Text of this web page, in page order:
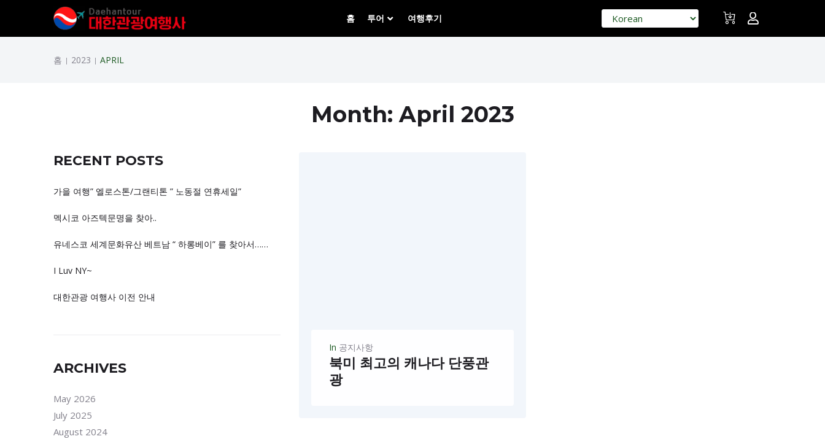
홈 투어 여행후기
홈 | 2023 | APRIL
Month:April 2023
In 공지사항
북미 최고의 캐나다 단풍관
광
RECENT POSTS
가을 여행” 엘로스톤/그랜티톤 ” 노동절 연휴세일”
멕시코 아즈텍문명을 찾아..
유네스코 세계문화유산 베트남 “ 하롱베이” 를 찾아서……
I Luv NY~
대한관광 여행사 이전 안내
ARCHIVES
May 2026
July 2025
August 2024